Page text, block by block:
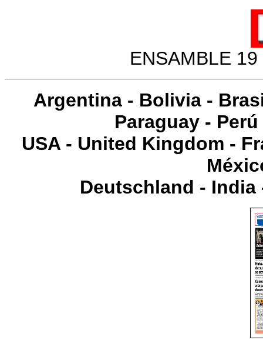
ENSAMBLE
Argentina - Bolivia -
Paraguay - Perú
USA- United Kingdom -
Deutschland - India